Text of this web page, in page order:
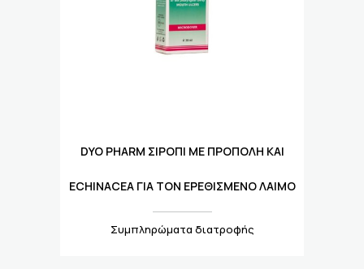
DYO PHARM ΣΙΡΌΠΙ ΜΕ ΠΡΌΠΟΛΗ ΚΑΙ
ECHINACEA ΓΙΑ ΤΟΝ ΕΡΕΘΙΣΜΈΝΟ ΛΑΙΜΌ
Συμπληρώματα διατροφής